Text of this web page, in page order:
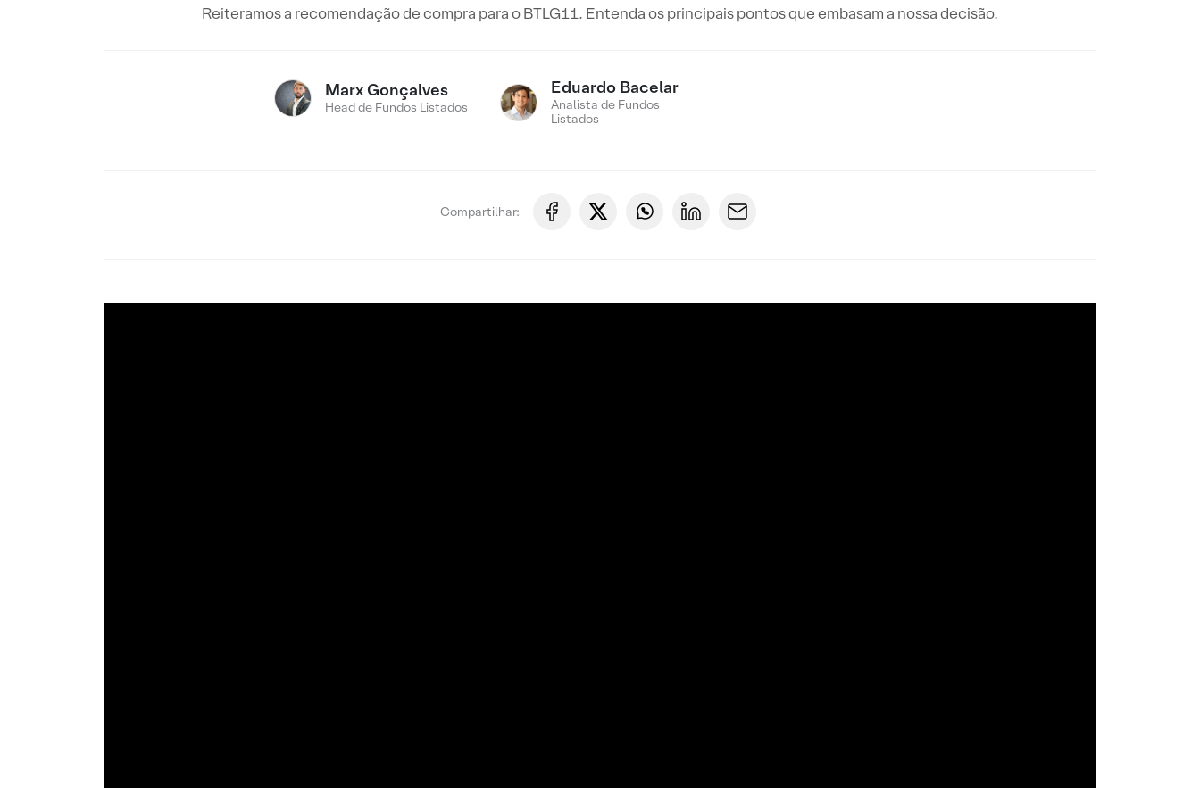
Reiteramos a recomendação de compra para o BTLG11. Entenda os principais pontos que embasam a nossa decisão.
Marx Gonçalves
Head de Fundos Listados
Eduardo Bacelar
Analista de Fundos
Listados
Compartilhar: